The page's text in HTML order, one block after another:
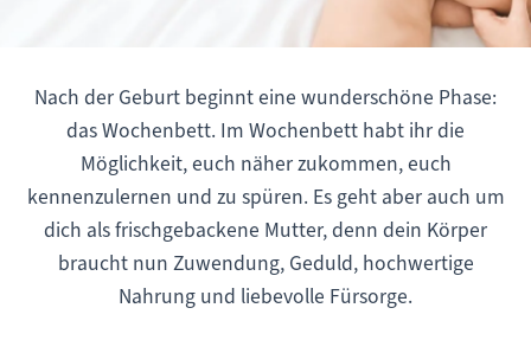
Nach der Geburt beginnt eine wunderschöne Phase:
das Wochenbett. Im Wochenbett habt ihr die
Möglichkeit, euch näher zukommen, euch
kennenzulernen und zu spüren. Es geht aber auch um
dich als frischgebackene Mutter, denn dein Körper
braucht nun Zuwendung, Geduld, hochwertige
Nahrung und liebevolle Fürsorge.